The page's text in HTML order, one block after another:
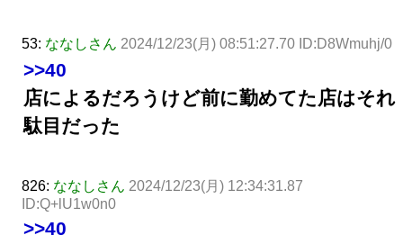
53: ななしさん 2024/12/23(月) 08:51:27.70 ID:D8Wmuhj/0
>>40
店によるだろうけど前に勤めてた店はそれ
駄目だった
826: ななしさん 2024/12/23(月) 12:34:31.87
ID:Q+lU1w0n0
>>40